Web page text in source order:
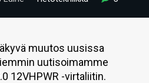
muutos uusissa
uutisoimamme
12VHPWR -virtaliitin.